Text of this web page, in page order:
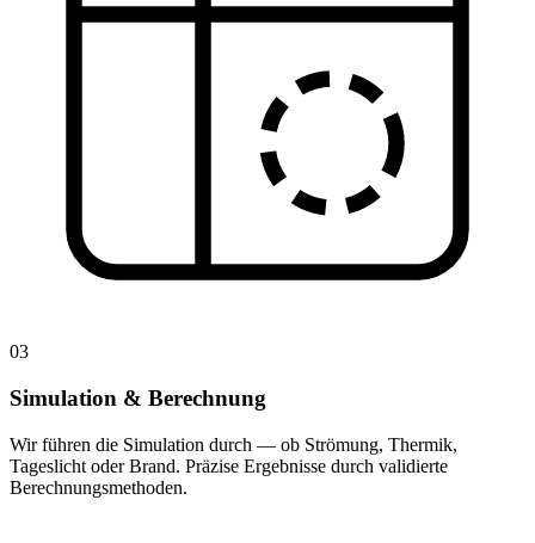
03
Simulation & Berechnung
Wir führen die Simulation durch — ob Strömung, Thermik,
Tageslicht oder Brand. Präzise Ergebnisse durch validierte
Berechnungsmethoden.